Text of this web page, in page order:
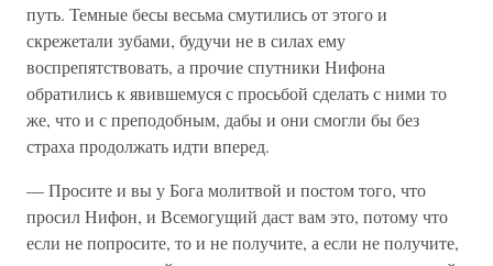
путь. Темные бесы весьма смутились от этого и
скрежетали зубами, будучи не в силах ему
воспрепятствовать, а прочие спутники Нифона
обратились к явившемуся с просьбой сделать с ними то
же, что и с преподобным, дабы и они смогли бы без
страха продолжать идти вперед.
— Просите и вы у Бога молитвой и постом того, что
просил Нифон, и Всемогущий даст вам это, потому что
если не попросите, то и не получите, а если не получите,